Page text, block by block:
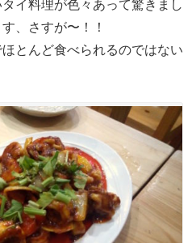
イ料理が色々あって驚きまし
、さすが〜！！
とんど食べられるのではない